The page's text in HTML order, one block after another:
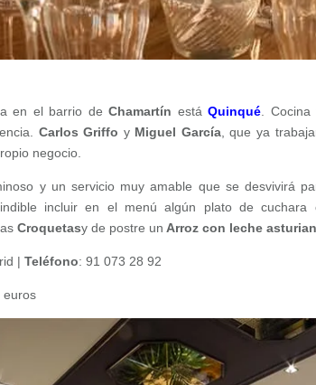
en el barrio deChamartín estáQuinqué .
Carlos Griffo y Miguel García, que ya
negocio.
y un servicio muy amable que se desvivirá
incluir en el menú algún plato de
Croquetasy de postre un Arroz con leche
|Teléfono: 91 073 28 92
euros